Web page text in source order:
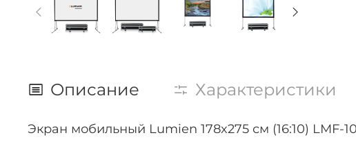
Описание Характеристики
Экран мобильный Lumien 178x275 см (16:10) LMF-